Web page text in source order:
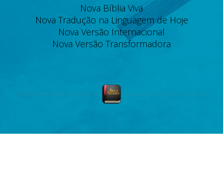
Nova Bíblia Viva
Nova Tradução na Linguagem de Hoje
Nova Versão Internacional
Nova Versão Transformadora